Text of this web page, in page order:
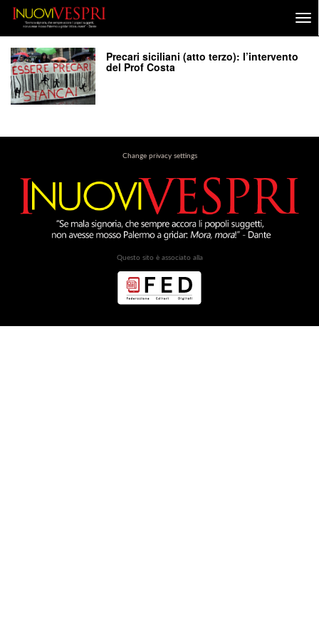
Precari siciliani (atto terzo): l’intervento
del Prof Costa
Change privacy settings
Questo sito è associato alla